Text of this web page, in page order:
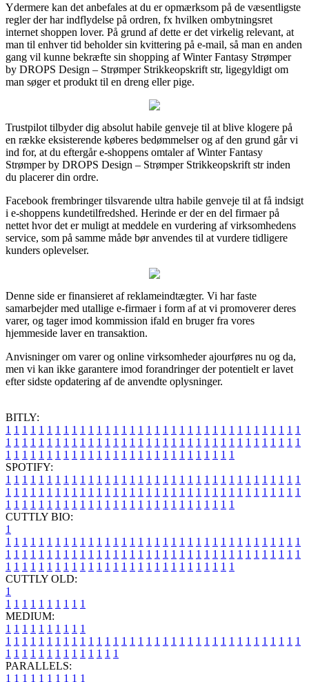
Ydermere kan det anbefales at du er opmærksom på de væsentligste
regler der har indflydelse på ordren, fx hvilken ombytningsret
internet shoppen lover. På grund af dette er det virkelig relevant, at
man til enhver tid beholder sin kvittering på e-mail, så man en anden
gang vil kunne bekræfte sin shopping af Winter Fantasy Strømper
by DROPS Design – Strømper Strikkeopskrift str, ligegyldigt om
man søger et produkt til en dreng eller pige.
Trustpilot tilbyder dig absolut habile genveje til at blive klogere på
en række eksisterende køberes bedømmelser og af den grund går vi
ind for, at du eftergår e-shoppens omtaler af Winter Fantasy
Strømper by DROPS Design – Strømper Strikkeopskrift str inden
du placerer din ordre.
Facebook frembringer tilsvarende ultra habile genveje til at få indsigt
i e-shoppens kundetilfredshed. Herinde er der en del firmaer på
nettet hvor det er muligt at meddele en vurdering af virksomhedens
service, som på samme måde bør anvendes til at vurdere tidligere
kunders oplevelser.
Denne side er finansieret af reklameindtægter. Vi har faste
samarbejder med utallige e-firmaer i form af at vi promoverer deres
varer, og tager imod kommission ifald en bruger fra vores
hjemmeside laver en transaktion.
Anvisninger om varer og online virksomheder ajourføres nu og da,
men vi kan ikke garantere imod forandringer der potentielt er lavet
efter sidste opdatering af de anvendte oplysninger.
BITLY:
1 1 1 1 1 1 1 1 1 1 1 1 1 1 1 1 1 1 1 1 1 1 1 1 1 1 1 1 1 1 1 1 1 1 1 1
1 1 1 1 1 1 1 1 1 1 1 1 1 1 1 1 1 1 1 1 1 1 1 1 1 1 1 1 1 1 1 1 1 1 1 1
1 1 1 1 1 1 1 1 1 1 1 1 1 1 1 1 1 1 1 1 1 1 1 1 1 1 1 1
SPOTIFY:
1 1 1 1 1 1 1 1 1 1 1 1 1 1 1 1 1 1 1 1 1 1 1 1 1 1 1 1 1 1 1 1 1 1 1 1
1 1 1 1 1 1 1 1 1 1 1 1 1 1 1 1 1 1 1 1 1 1 1 1 1 1 1 1 1 1 1 1 1 1 1 1
1 1 1 1 1 1 1 1 1 1 1 1 1 1 1 1 1 1 1 1 1 1 1 1 1 1 1 1
CUTTLY BIO:
1
1 1 1 1 1 1 1 1 1 1 1 1 1 1 1 1 1 1 1 1 1 1 1 1 1 1 1 1 1 1 1 1 1 1 1 1
1 1 1 1 1 1 1 1 1 1 1 1 1 1 1 1 1 1 1 1 1 1 1 1 1 1 1 1 1 1 1 1 1 1 1 1
1 1 1 1 1 1 1 1 1 1 1 1 1 1 1 1 1 1 1 1 1 1 1 1 1 1 1 1
CUTTLY OLD:
1
1 1 1 1 1 1 1 1 1 1
MEDIUM:
1 1 1 1 1 1 1 1 1 1
1 1 1 1 1 1 1 1 1 1 1 1 1 1 1 1 1 1 1 1 1 1 1 1 1 1 1 1 1 1 1 1 1 1 1 1
1 1 1 1 1 1 1 1 1 1 1 1 1 1
PARALLELS:
1 1 1 1 1 1 1 1 1 1